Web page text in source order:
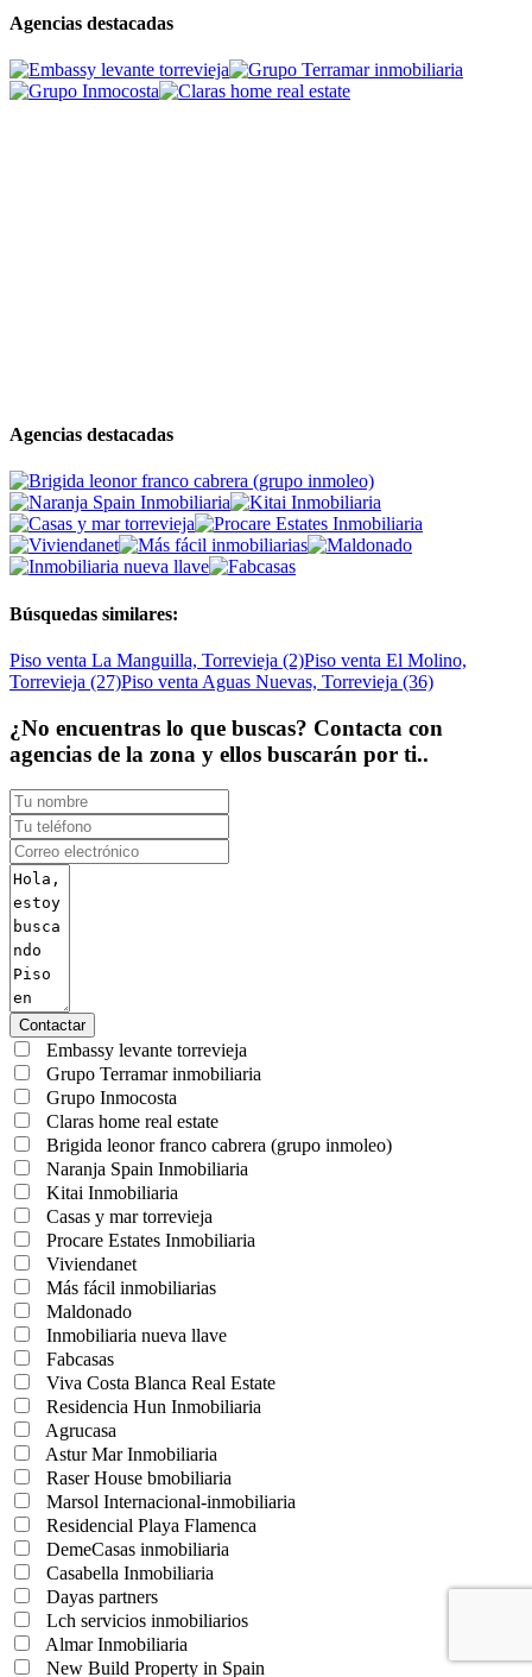
Agencias destacadas
Agencias destacadas
Búsquedas similares:
Piso venta La Manguilla, Torrevieja (2)Piso venta El Molino,
Torrevieja (27)Piso venta Aguas Nuevas, Torrevieja (36)
¿No encuentras lo que buscas? Contacta con
agencias de la zona y ellos buscarán por ti..
Contactar
Embassy levante torrevieja
Grupo Terramar inmobiliaria
Grupo Inmocosta
Claras home real estate
Brigida leonor franco cabrera (grupo inmoleo)
Naranja Spain Inmobiliaria
Kitai Inmobiliaria
Casas y mar torrevieja
Procare Estates Inmobiliaria
Viviendanet
Más fácil inmobiliarias
Maldonado
Inmobiliaria nueva llave
Fabcasas
Viva Costa Blanca Real Estate
Residencia Hun Inmobiliaria
Agrucasa
Astur Mar Inmobiliaria
Raser House bmobiliaria
Marsol Internacional-inmobiliaria
Residencial Playa Flamenca
DemeCasas inmobiliaria
Casabella Inmobiliaria
Dayas partners
Lch servicios inmobiliarios
Almar Inmobiliaria
New Build Property in Spain